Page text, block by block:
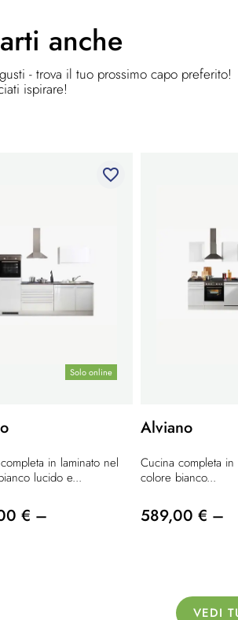
anche
- trova il tuo prossimo capo preferito!
ispirare!
Solo online
favorite_border
in laminato nel
lucido e...
€ –
Alviano
Cucina completa in
colore bianco...
589,00 € –
VEDI